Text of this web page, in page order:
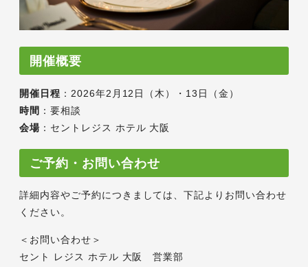
開催概要
開催日程 ：2026年2月12日（木）・13日（金）
時間 ：要相談
会場：セントレジス ホテル 大阪
ご予約・お問い合わせ
詳細内容やご予約につきましては、下記よりお問い合わせ
ください。
＜お問い合わせ＞
セント レジス ホテル 大阪 営業部